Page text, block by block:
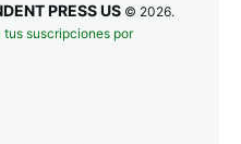
PRESS US © 2026.
tus suscripciones por